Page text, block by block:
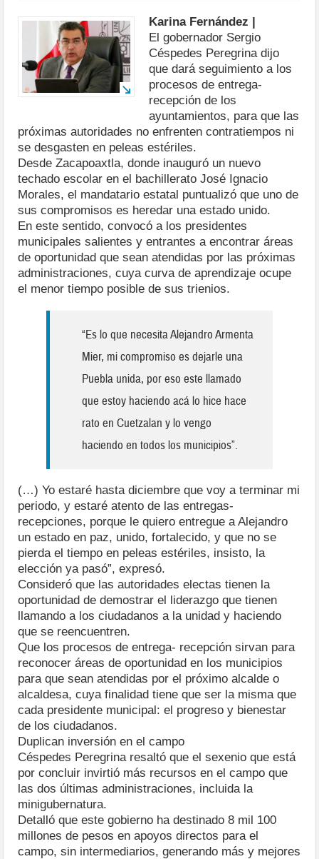
Karina Fernández |
El gobernador Sergio
Céspedes Peregrina dijo
que dará seguimiento a los
procesos de entrega-
recepción de los
ayuntamientos, para que las
próximas autoridades no enfrenten contratiempos ni
se desgasten en peleas estériles.
Desde Zacapoaxtla, donde inauguró un nuevo
techado escolar en el bachillerato José Ignacio
Morales, el mandatario estatal puntualizó que uno de
sus compromisos es heredar una estado unido.
En este sentido, convocó a los presidentes
municipales salientes y entrantes a encontrar áreas
de oportunidad que sean atendidas por las próximas
administraciones, cuya curva de aprendizaje ocupe
el menor tiempo posible de sus trienios.
“Es lo que necesita Alejandro Armenta
Mier, mi compromiso es dejarle una
Puebla unida, por eso este llamado
que estoy haciendo acá lo hice hace
rato en Cuetzalan y lo vengo
haciendo en todos los municipios”.
(…) Yo estaré hasta diciembre que voy a terminar mi
periodo, y estaré atento de las entregas-
recepciones, porque le quiero entregue a Alejandro
un estado en paz, unido, fortalecido, y que no se
pierda el tiempo en peleas estériles, insisto, la
elección ya pasó”, expresó.
Consideró que las autoridades electas tienen la
oportunidad de demostrar el liderazgo que tienen
llamando a los ciudadanos a la unidad y haciendo
que se reencuentren.
Que los procesos de entrega- recepción sirvan para
reconocer áreas de oportunidad en los municipios
para que sean atendidas por el próximo alcalde o
alcaldesa, cuya finalidad tiene que ser la misma que
cada presidente municipal: el progreso y bienestar
de los ciudadanos.
Duplican inversión en el campo
Céspedes Peregrina resaltó que el sexenio que está
por concluir invirtió más recursos en el campo que
las dos últimas administraciones, incluida la
minigubernatura.
Detalló que este gobierno ha destinado 8 mil 100
millones de pesos en apoyos directos para el
campo, sin intermediarios, generando más y mejores